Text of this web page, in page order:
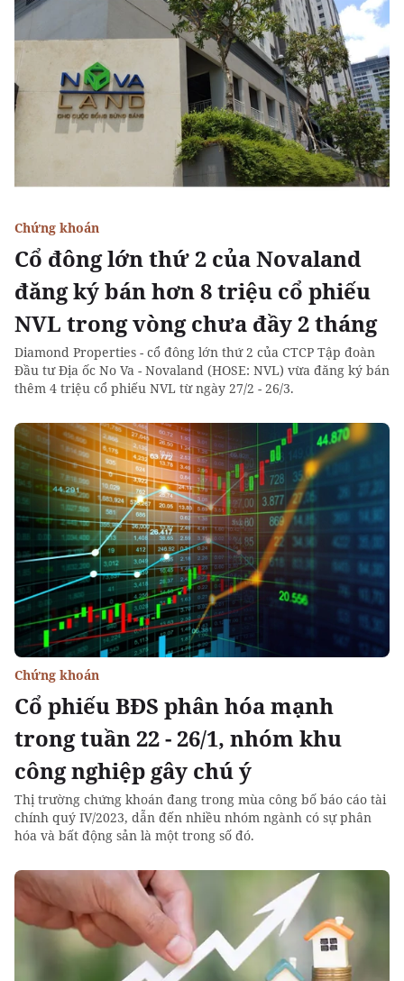
Cổ đông lớn thứ 2 của Novaland
đăng ký bán hơn 8 triệu cổ phiếu
NVL trong vòng chưa đầy 2 tháng
Chứng khoán
Diamond Properties - cổ đông lớn thứ 2 của CTCP Tập đoàn
Đầu tư Địa ốc No Va - Novaland (HOSE: NVL) vừa đăng ký bán
thêm 4 triệu cổ phiếu NVL từ ngày 27/2 - 26/3.
Cổ phiếu BĐS phân hóa mạnh
trong tuần 22 - 26/1, nhóm khu
công nghiệp gây chú ý
Chứng khoán
Thị trường chứng khoán đang trong mùa công bố báo cáo tài
chính quý IV/2023, dẫn đến nhiều nhóm ngành có sự phân
hóa và bất động sản là một trong số đó.